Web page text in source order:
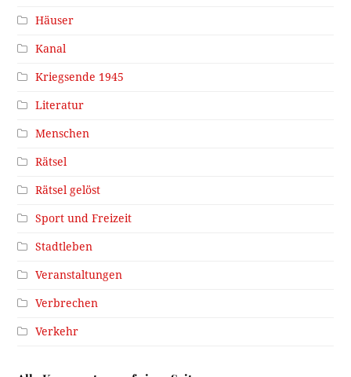
Häuser
Kanal
Kriegsende 1945
Literatur
Menschen
Rätsel
Rätsel gelöst
Sport und Freizeit
Stadtleben
Veranstaltungen
Verbrechen
Verkehr